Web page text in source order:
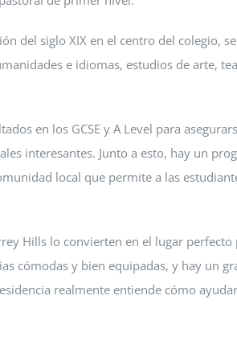
del siglo XIX en el centro del colegio,
e idiomas, estudios de arte,
en los GCSE y A Level para
interesantes. Junto a esto, hay un
local que permite a las
Hills lo convierten en el lugar
cómodas y bien equipadas, y hay un
realmente entiende cómo